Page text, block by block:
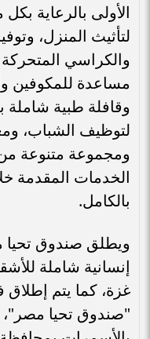
الأولى بالرعاية
لتأثيث المنزل،
والكراسي
مساعدة للمكوفين
وقافلة طبية
لتوظيف الشباب،
ومجموعة متنوعة
الخدمات المقدمة
بالكامل.
ويطلق صندوق تحيا
إنسانية شاملة
غزة، كما يتم إطلاق
"صندوق تحيا مصر"،